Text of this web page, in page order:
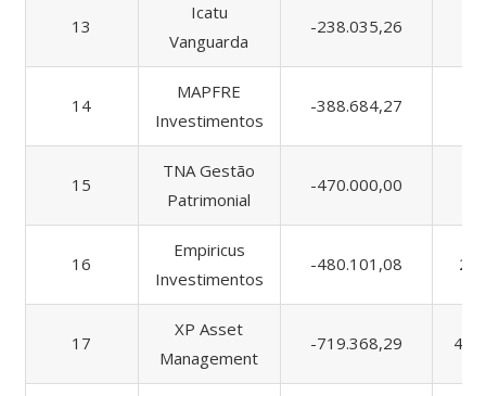
13
Icatu
Vanguarda
-238.035,26
14
MAPFRE
Investimentos
-388.684,27
15
TNA Gestão
Patrimonial
-470.000,00
16
Empiricus
Investimentos
-480.101,08
17
XP Asset
Management
-719.368,29